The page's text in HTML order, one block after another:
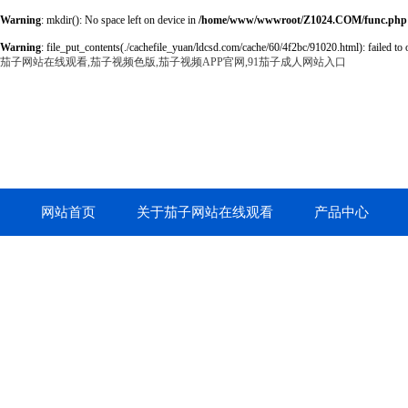
Warning: mkdir(): No space left on device in /home/www/wwwroot/Z1024.COM/func.php
Warning: file_put_contents(./cachefile_yuan/ldcsd.com/cache/60/4f2bc/91020.html): failed
茄子网站在线观看,茄子视频色版,茄子视频APP官网,91茄子成人网站入口
网站首页 关于茄子网站在线观看 产品中心